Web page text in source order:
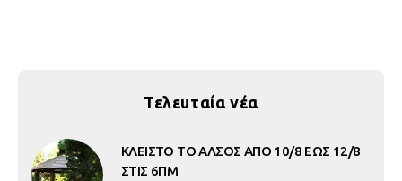
Τελευταία νέα
ΚΛΕΙΣΤΟ ΤΟ ΑΛΣΟΣ ΑΠΟ 10/8 ΕΩΣ 12/8
ΣΤΙΣ 6ΠΜ